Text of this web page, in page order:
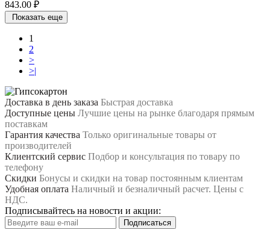
843.00 ₽
Показать еще
1
2
>
>|
Доставка в день заказа Быстрая доставка
Доступные цены Лучшие цены на рынке благодаря прямым
поставкам
Гарантия качества Только оригинальные товары от
производителей
Клиентский сервис Подбор и консультация по товару по
телефону
Скидки Бонусы и скидки на товар постоянным клиентам
Удобная оплата Наличный и безналичный расчет. Цены с
НДС.
Подписывайтесь на новости и акции:
Подписаться